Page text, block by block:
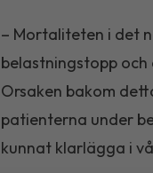
– Mortaliteten i det
belastningstopp
Orsaken bakom
patienterna under
kunnat klarlägga i